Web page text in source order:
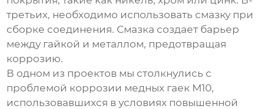
третьих, необходимо использовать смазку при
сборке соединения. Смазка создает барьер
между гайкой и металлом, предотвращая
коррозию.
В одном из проектов мы столкнулись с
проблемой коррозии медных гаек М10,
использовавшихся в условиях повышенной